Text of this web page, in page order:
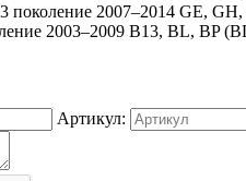
поколение 2007–2014 GE,
2003–2009 B13, BL, BP
Артикул: